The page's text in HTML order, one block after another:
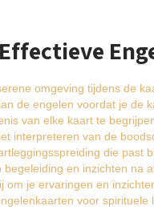
omgeving tijdens de
de engelen voordat je de
van elke kaart te
interpreteren van de
die past
en inzichten na
om je ervaringen en
voor spirituele